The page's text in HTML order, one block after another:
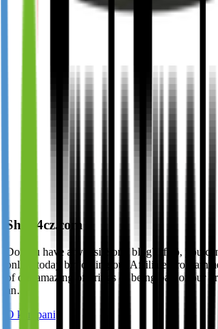
Shop4cz.com
Do you have a website or a blog? If so, you
online today by joining our Affiliate
of our amazing offerings of being part of our
an…
O kampani